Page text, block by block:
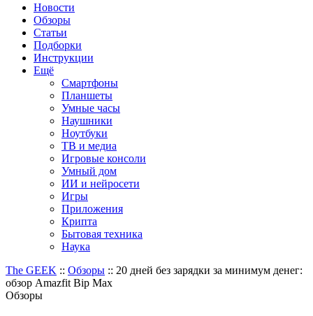
Новости
Обзоры
Статьи
Подборки
Инструкции
Ещё
Смартфоны
Планшеты
Умные часы
Наушники
Ноутбуки
ТВ и медиа
Игровые консоли
Умный дом
ИИ и нейросети
Игры
Приложения
Крипта
Бытовая техника
Наука
The GEEK :: Обзоры :: 20 дней без зарядки за минимум денег:
обзор Amazfit Bip Max
Обзоры